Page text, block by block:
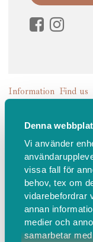
Denna
Vi använder
vissa fall för
behov, tex om
vidarebefordrar
annan
medier och
samarbetar
Information Find us
ASHTANGA
I Ashtanga Yoga
smidighet såväl
förbättra din andning.